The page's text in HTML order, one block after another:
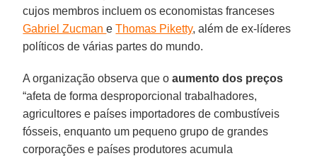
cujos membros incluem os economistas franceses
Gabriel ZucmaneThomas Piketty, além de ex-líderes
políticos de várias partes do mundo.
A organização observa que oaumento dos preços
“afeta de forma desproporcional trabalhadores,
agricultores e países importadores de combustíveis
fósseis, enquanto um pequeno grupo de grandes
corporações e países produtores acumula